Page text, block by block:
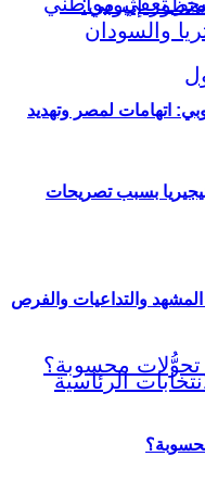
بسبب تصريحات
اتهامات لمصر وتهديد
والتداعيات والفرص